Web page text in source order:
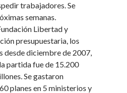
trabajadores. Se
semanas.
Libertad y
presupuestaria, los
desde diciembre de 2007,
partida fue de 15.200
Se gastaron
planes en 5 ministerios y